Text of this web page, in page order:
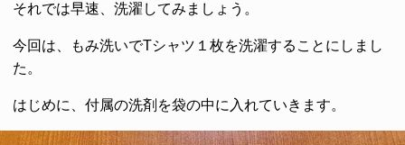
それでは早速、洗濯してみましょう。
今回は、もみ洗いでTシャツ１枚を洗濯することにしまし
た。
はじめに、付属の洗剤を袋の中に入れていきます。